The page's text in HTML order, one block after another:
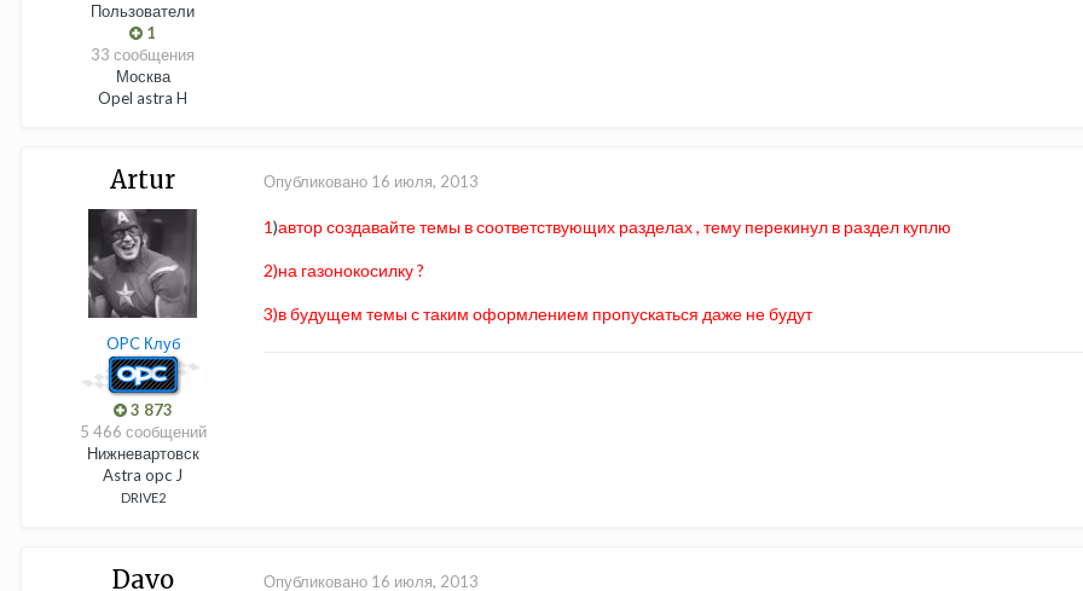
Пользователи
1
33 сообщения
Москва
Opel astra H
Аrtur
OPC Клуб
3 873
5 466 сообщений
Нижневартовск
Astra opc J
DRIVE2
Опубликовано 16 июля, 2013
1)автор создавайте темы в соответствующих разделах , тему перекинул в раздел куплю
2)на газонокосилку ?
3)в будущем темы с таким оформлением пропускаться даже не будут
Davo Опубликовано 16 июля, 2013